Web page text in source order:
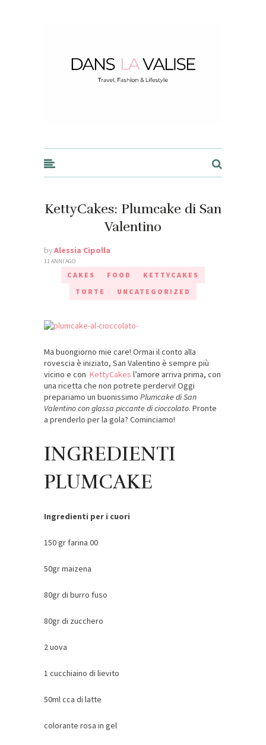
KettyCakes: Plumcake di San
Valentino
byAlessia Cipolla
11 ANNI AGO
CAKES FOOD
KETTYCAKES
TORTE
UNCATEGORIZED
Ma buongiorno mie care! Ormai il conto alla
rovescia è iniziato, San Valentino è sempre più
vicino e con KettyCakes l’amore arriva prima, con
una ricetta che non potrete perdervi! Oggi
prepariamo un buonissimo Plumcake di San
Valentino con glassa piccante di cioccolato. Pronte
a prenderlo per la gola? Cominciamo!
INGREDIENTI
PLUMCAKE
Ingredienti per i cuori
150 gr farina 00
50gr maizena
80gr di burro fuso
80gr di zucchero
2 uova
1 cucchiaino di lievito
50ml cca di latte
colorante rosa in gel